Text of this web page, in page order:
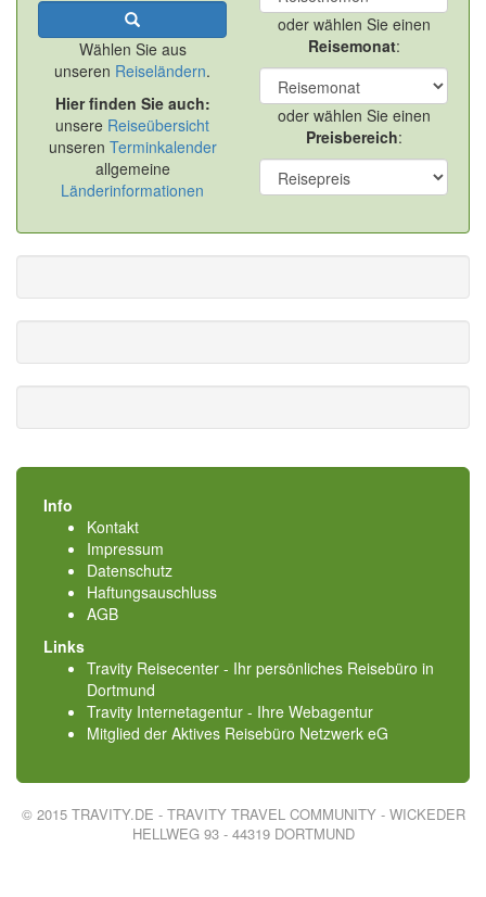
Wählen Sie aus
unseren Reiseländern.
Hier finden Sie auch:
unsere Reiseübersicht
unseren Terminkalender
allgemeine
Länderinformationen
oder wählen Sie einen
Reisemonat:
oder wählen Sie einen
Preisbereich:
Info
Kontakt
Impressum
Datenschutz
Haftungsauschluss
AGB
Links
Travity Reisecenter - Ihr persönliches Reisebüro in
Dortmund
Travity Internetagentur - Ihre Webagentur
Mitglied der Aktives Reisebüro Netzwerk eG
© 2015 TRAVITY.DE - TRAVITY TRAVEL COMMUNITY - WICKEDER
HELLWEG 93 - 44319 DORTMUND